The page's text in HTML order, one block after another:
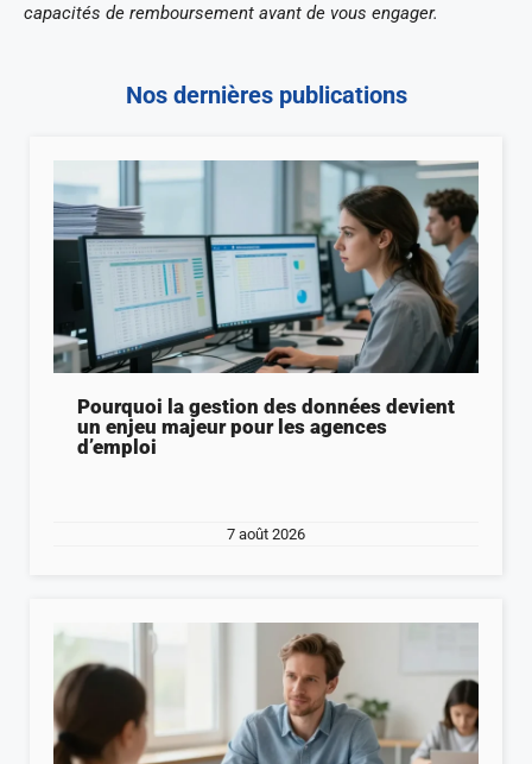
capacités de remboursement avant de vous engager.
Nos dernières publications
Pourquoi la gestion des données devient
un enjeu majeur pour les agences
d’emploi
7 août 2026